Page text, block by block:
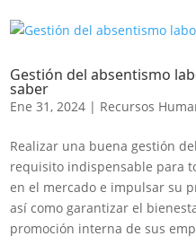
Gestión del absentismo
saber
Ene 31, 2024 | Recursos
Realizar una buena gestión
requisito indispensable para
en el mercado e impulsar su
así como garantizar el
promoción interna de sus